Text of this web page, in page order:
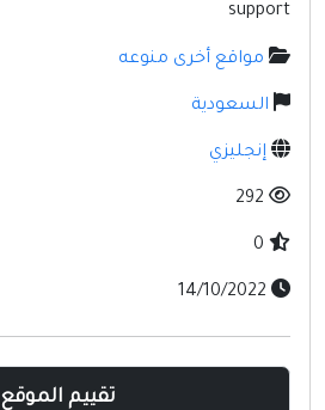
مواقع إخباريه
support
مواقع أخرى منوعه
السعودية
إنجليزي
تقييم الموقع